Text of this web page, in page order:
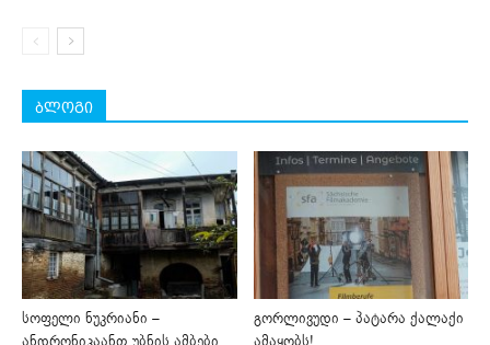
ბლოგი
სოფელი ნუკრიანი –
გორლივუდი – პატარა ქალაქი